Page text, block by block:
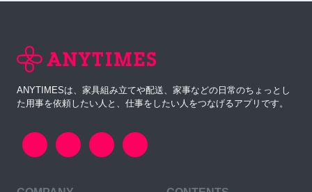
ANYTIMESは、家具組み立てや配送、家事などの日常のちょっとし
た用事を依頼したい人と、仕事をしたい人をつなげるアプリです。